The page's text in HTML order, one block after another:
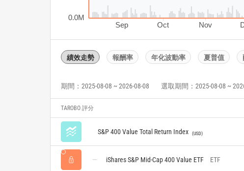
Sep Oct Nov
0.0M
績效走勢 報酬率 年化波動率 夏普值
期間：2025-08-08 ~ 2026-08-08 選取期間：2025-08-08 ~
TAROBO 評分
S&P 400 Value Total Return Index USD
iShares S&P Mid-Cap 400 Value ETF ETF